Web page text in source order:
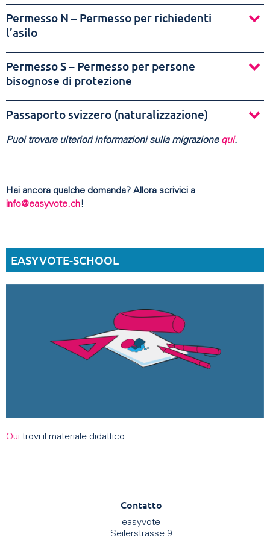
Permesso N – Permesso per richiedenti
l’asilo
Permesso S – Permesso per persone
bisognose di protezione
Passaporto svizzero (naturalizzazione)
Puoi trovare ulteriori informazioni sulla migrazione qui.
Hai ancora qualche domanda? Allora scrivici a
info@easyvote.ch!
EASYVOTE-SCHOOL
Qui trovi il materiale didattico.
Contatto
easyvote
Seilerstrasse 9